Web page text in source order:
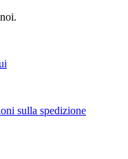
sulla spedizione